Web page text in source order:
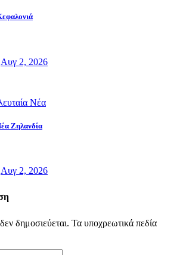
Αυγ 2, 2026
Νέα
Ζηλανδία
Αυγ 2, 2026
δημοσιεύεται. Τα υποχρεωτικά πεδία